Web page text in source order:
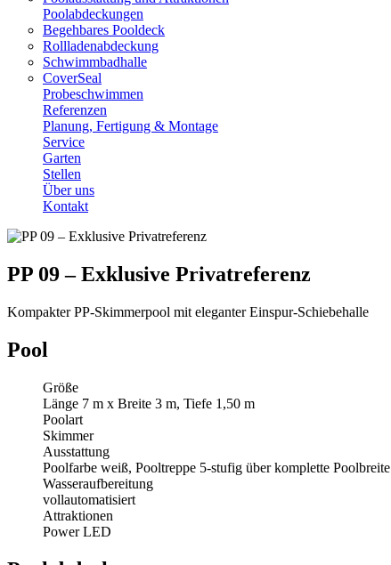
Poolabdeckungen
Begehbares Pooldeck
Rollladenabdeckung
Schwimmbadhalle
CoverSeal
Probeschwimmen
Referenzen
Planung, Fertigung & Montage
Service
Garten
Stellen
Über uns
Kontakt
PP 09 – Exklusive Privatreferenz
Kompakter PP-Skimmerpool mit eleganter Einspur-Schiebehalle
Pool
Größe
Länge 7 m x Breite 3 m, Tiefe 1,50 m
Poolart
Skimmer
Ausstattung
Poolfarbe weiß, Pooltreppe 5-stufig über komplette Poolbreite
Wasseraufbereitung
vollautomatisiert
Attraktionen
Power LED